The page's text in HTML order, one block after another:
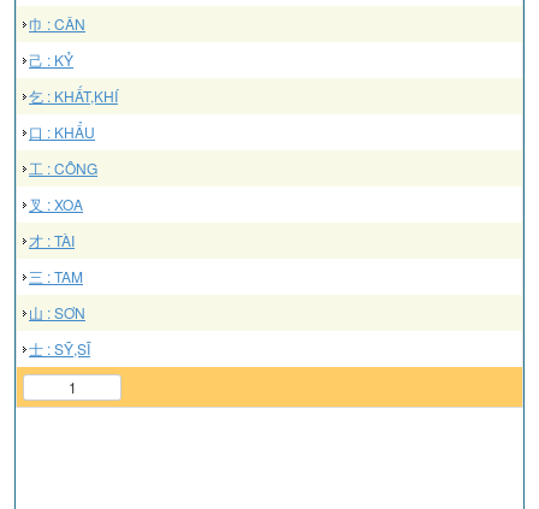
巾 : CÂN
己 : KỶ
乞 : KHẤT,KHÍ
口 : KHẨU
工 : CÔNG
叉 : XOA
才 : TÀI
三 : TAM
山 : SƠN
士 : SỸ,SĨ
1